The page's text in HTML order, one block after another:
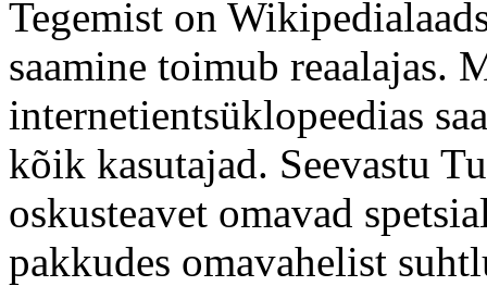
Tegemist on
saamine toimub reaalajas.
internetientsüklopeedias
kõik kasutajad. Seevastu
oskusteavet omavad
pakkudes omavahelist